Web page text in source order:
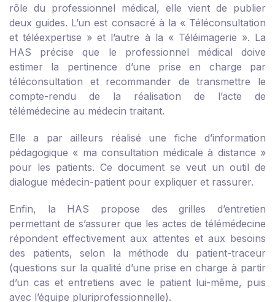
rôle du professionnel médical, elle vient de publier
deux guides. L’un est consacré à la « Téléconsultation
et téléexpertise » et l’autre à la « Téléimagerie ». La
HAS précise que le professionnel médical doive
estimer la pertinence d’une prise en charge par
téléconsultation et recommander de transmettre le
compte-rendu de la réalisation de l’acte de
télémédecine au médecin traitant.
Elle a par ailleurs réalisé une fiche d’information
pédagogique « ma consultation médicale à distance »
pour les patients. Ce document se veut un outil de
dialogue médecin-patient pour expliquer et rassurer.
Enfin, la HAS propose des grilles d’entretien
permettant de s’assurer que les actes de télémédecine
répondent effectivement aux attentes et aux besoins
des patients, selon la méthode du patient-traceur
(questions sur la qualité d’une prise en charge à partir
d’un cas et entretiens avec le patient lui-même, puis
avec l’équipe pluriprofessionnelle).